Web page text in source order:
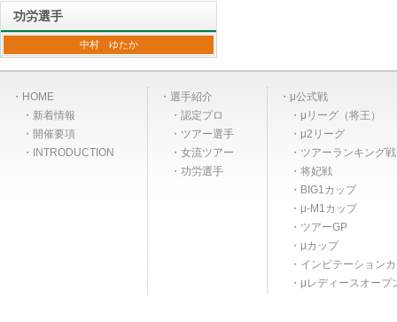
功労選手
中村 ゆたか
HOME
新着情報
開催要項
INTRODUCTION
選手紹介
認定プロ
ツアー選手
女流ツアー
功労選手
μ公式戦
μリーグ（将王）
μ2リーグ
ツアーランキング
将妃戦
BIG1カップ
μ-M1カップ
ツアーGP
μカップ
インビテーション
μレディースオープ